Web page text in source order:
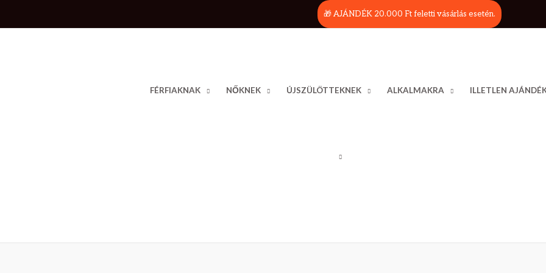
🎁 AJÁNDÉK 20.000 Ft feletti vásárlás esetén.
FÉRFIAKNAK NŐKNEK ÚJSZÜLÖTTEKNEK ALKALMAKRA ILLETLEN